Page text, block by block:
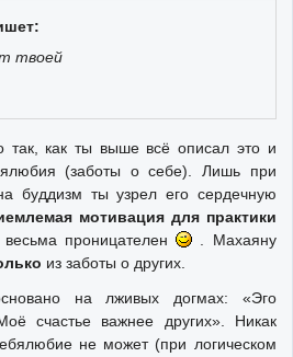
твоей
так, как ты выше всё описал это и
(заботы о себе). Лишь при
буддизм ты узрел его сердечную
мотивация для практики
проницателен
. Махаяну
из заботы о других.
на лживых догмах: «Эго
счастье важнее других». Никак
не может (при логическом